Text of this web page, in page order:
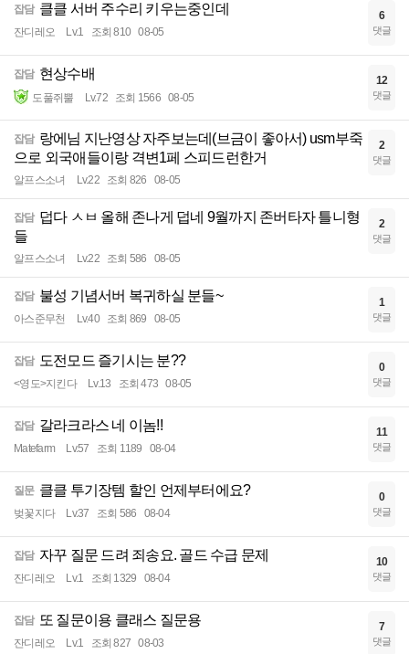
잡담 클클 서버 주수리 키우는중인데
잔디레오 Lv.1 조회 810 08-05
6
댓글
잡담 현상수배
도풀쥐뿔 Lv.72 조회 1566 08-05
12
댓글
잡담 랑에님 지난영상 자주보는데(브금이 좋아서) usm부죽
으로 외국애들이랑 격변1페 스피드런한거
알프스소녀 Lv.22 조회 826 08-05
2
댓글
잡담 덥다 ㅅㅂ 올해 존나게 덥네 9월까지 존버타자 틀니형
들
알프스소녀 Lv.22 조회 586 08-05
2
댓글
잡담 불성 기념서버 복귀하실 분들~
아스준무천 Lv.40 조회 869 08-05
1
댓글
잡담 도전모드 즐기시는 분??
<영도>지킨다 Lv.13 조회 473 08-05
0
댓글
잡담 갈라크라스 네 이놈!!
Matefarm Lv.57 조회 1189 08-04
11
댓글
질문 클클 투기장템 할인 언제부터에요?
벚꽃지다 Lv.37 조회 586 08-04
0
댓글
잡담 자꾸 질문 드려 죄송요. 골드 수급 문제
잔디레오 Lv.1 조회 1329 08-04
10
댓글
잡담 또 질문이용 클래스 질문용
잔디레오 Lv.1 조회 827 08-03
7
댓글